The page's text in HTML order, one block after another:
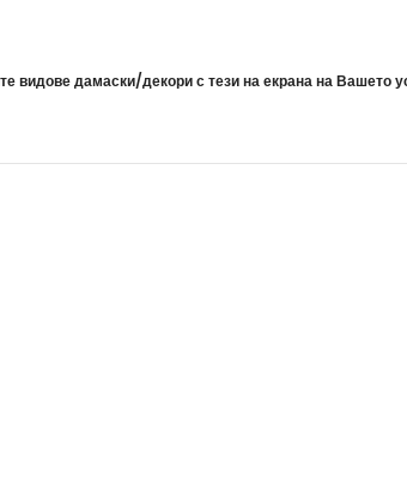
видове дамаски/декори с тези на екрана на Вашето